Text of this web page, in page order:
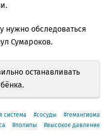
нужно обследоваться
Сумароков.
останавливать
система сосуды
гемангиома
полипы высокое давление